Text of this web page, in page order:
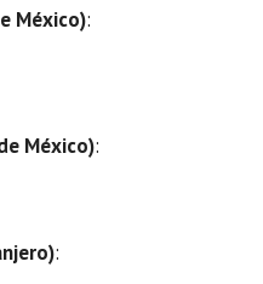
México):
México):
: